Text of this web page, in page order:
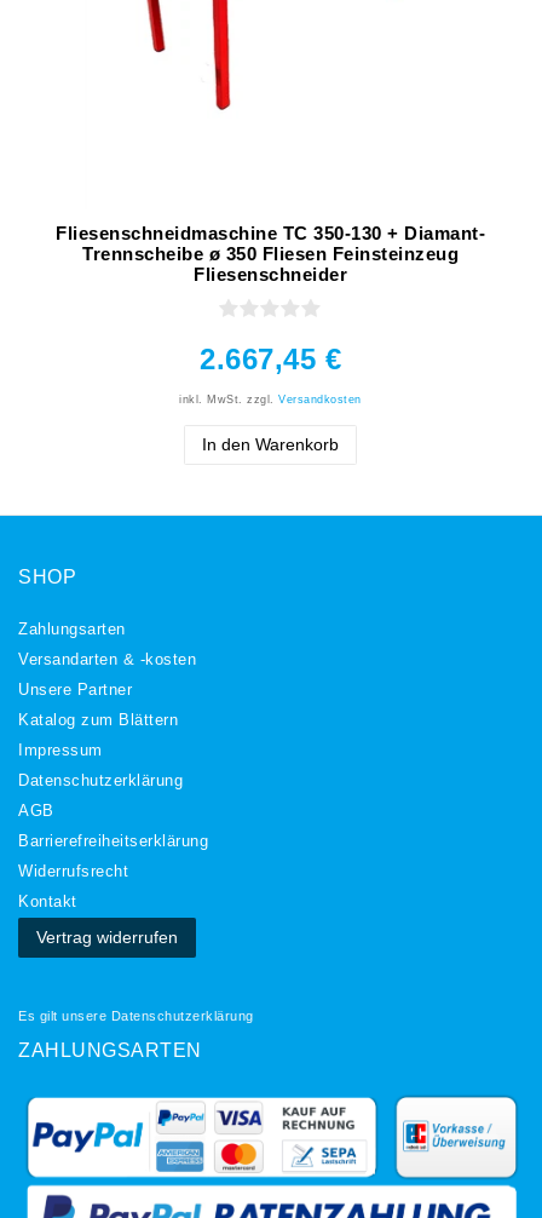
Fliesenschneidmaschine TC 350-130 + Diamant-
Trennscheibe ø 350 Fliesen Feinsteinzeug
Fliesenschneider
2.667,45 €
inkl. MwSt. zzgl.Versandkosten
In den Warenkorb
SHOP
Zahlungsarten
Versandarten & -kosten
Unsere Partner
Katalog zum Blättern
Impressum
Daten­schutz­erklärung
AGB
Barrierefreiheitserklärung
Widerrufs­recht
Kontakt
Vertrag widerrufen
Es gilt unsere Datenschutzerklärung
ZAHLUNGSARTEN